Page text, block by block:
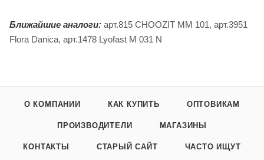
Ближайшие аналоги: арт.815 CHOOZIT MM 101, арт.3951
Flora Danica, арт.1478 Lyofast M 031 N
О КОМПАНИИ КАК КУПИТЬ ОПТОВИКАМ
ПРОИЗВОДИТЕЛИ МАГАЗИНЫ
КОНТАКТЫ СТАРЫЙ САЙТ ЧАСТО ИЩУТ